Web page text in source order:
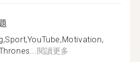
閱讀更多